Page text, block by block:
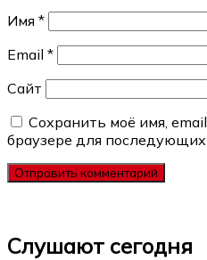
Имя *
Email *
Сайт
Сохранить моё имя,
браузере для
Слушают сегодня